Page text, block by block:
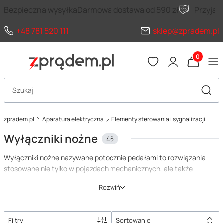
Bezpieczna wysyłkaDarmowa dostawa od 590 zł
+48 781 520 111
sklep@zpradem.pl
Produkty
Otwórz wyszukiwarkę
zpradem.pl Aparatura elektryczna Elementy sterowania i sygnalizacji
Wyłączniki nożne 46
Wyłączniki nożne nazywane potocznie pedałami to rozwiązania
stosowane nie tylko w pojazdach mechanicznych, ale także
tam, gdzie sterowanie przy pomocy rąk jest niemożliwe lub
maszynę, w zależności od aktualnych potrzeb.
Rozwiń
Filtry Sortowanie